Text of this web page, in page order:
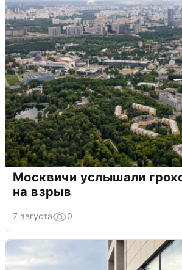
Москвичи услышали
на взрыв
7 августа 0